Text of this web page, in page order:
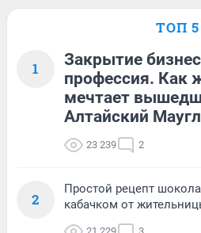
ТОП 5
1
Закрытие
профессия. Как
мечтает
Алтайский
23 239 2
2
Простой рецепт
кабачком от